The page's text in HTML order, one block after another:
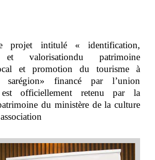
projet intitulé « identification,
et valorisationdu patrimoine
et promotion du tourisme à
sarégion» financé par l’union
est officiellement retenu par la
du ministère de la culture